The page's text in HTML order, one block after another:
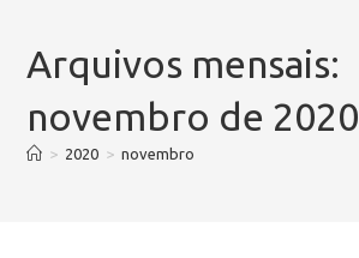
Arquivos mensais:
novembro de 2020
> 2020 > novembro